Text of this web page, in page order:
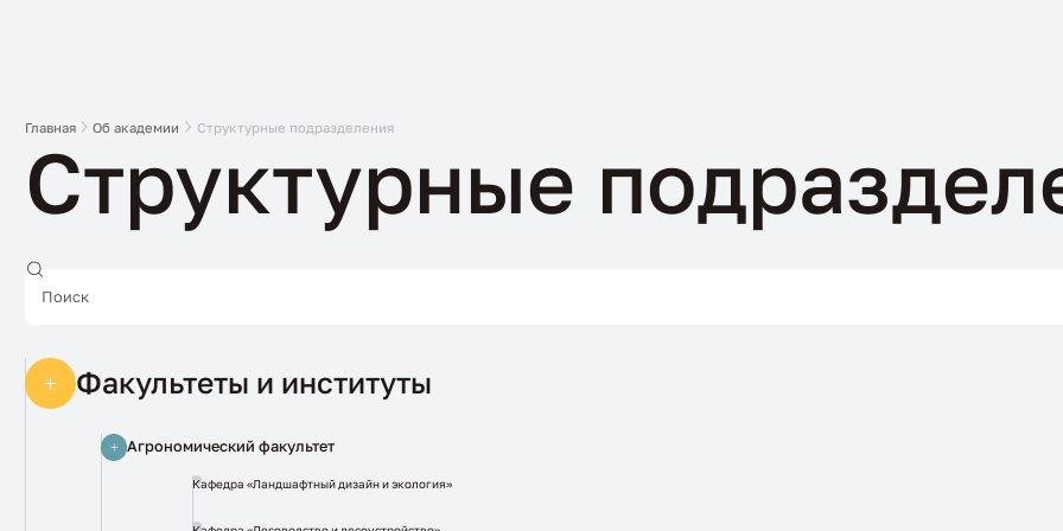
Главная Об академии Структурные подразделения
Структурные
Факультеты и институты
Агрономический факультет
Кафедра «Ландшафтный дизайн и экология»